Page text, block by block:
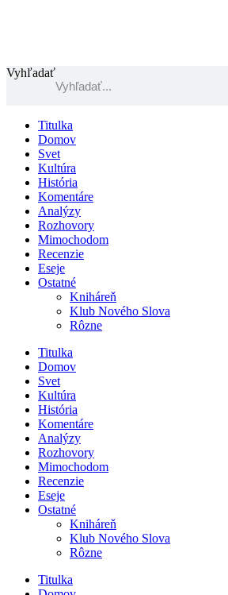
Vyhľadať
Titulka
Domov
Svet
Kultúra
História
Komentáre
Analýzy
Rozhovory
Mimochodom
Recenzie
Eseje
Ostatné
Kniháreň
Klub Nového Slova
Rôzne
Titulka
Domov
Svet
Kultúra
História
Komentáre
Analýzy
Rozhovory
Mimochodom
Recenzie
Eseje
Ostatné
Kniháreň
Klub Nového Slova
Rôzne
Titulka